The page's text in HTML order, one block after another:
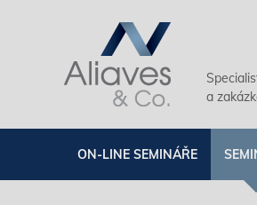
a
ON-LINE SEMINÁŘE